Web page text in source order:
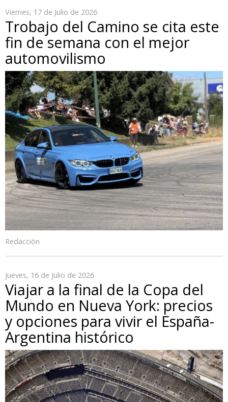
Viernes, 17 de Julio de 2026
Trobajo del Camino se cita este
fin de semana con el mejor
automovilismo
Redacción
Jueves, 16 de Julio de 2026
Viajar a la final de la Copa del
Mundo en Nueva York: precios
y opciones para vivir el España-
Argentina histórico